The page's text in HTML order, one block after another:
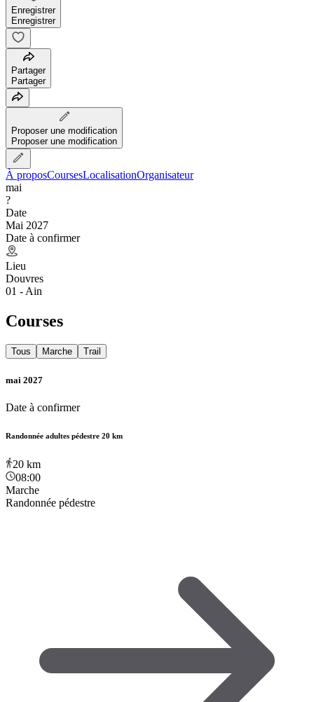
Enregistrer
Enregistrer
Partager
Partager
Proposer une modification
Proposer une modification
À proposCoursesLocalisationOrganisateur
mai
?
Date
Mai 2027
Date à confirmer
Lieu
Douvres
01 - Ain
Courses
Tous Marche Trail
mai 2027
Date à confirmer
Randonnée adultes pédestre 20 km
20 km
08:00
Marche
Randonnée pédestre